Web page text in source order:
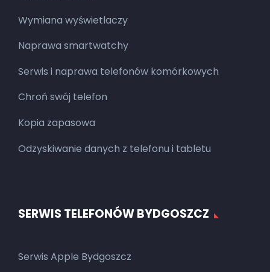
Wymiana wyświetlaczy
Naprawa smartwatchy
Serwis i naprawa telefonów komórkowych
Chroń swój telefon
Kopia zapasowa
Odzyskiwanie danych z telefonu i tabletu
SERWIS TELEFONÓW BYDGOSZCZ
Serwis Apple Bydgoszcz